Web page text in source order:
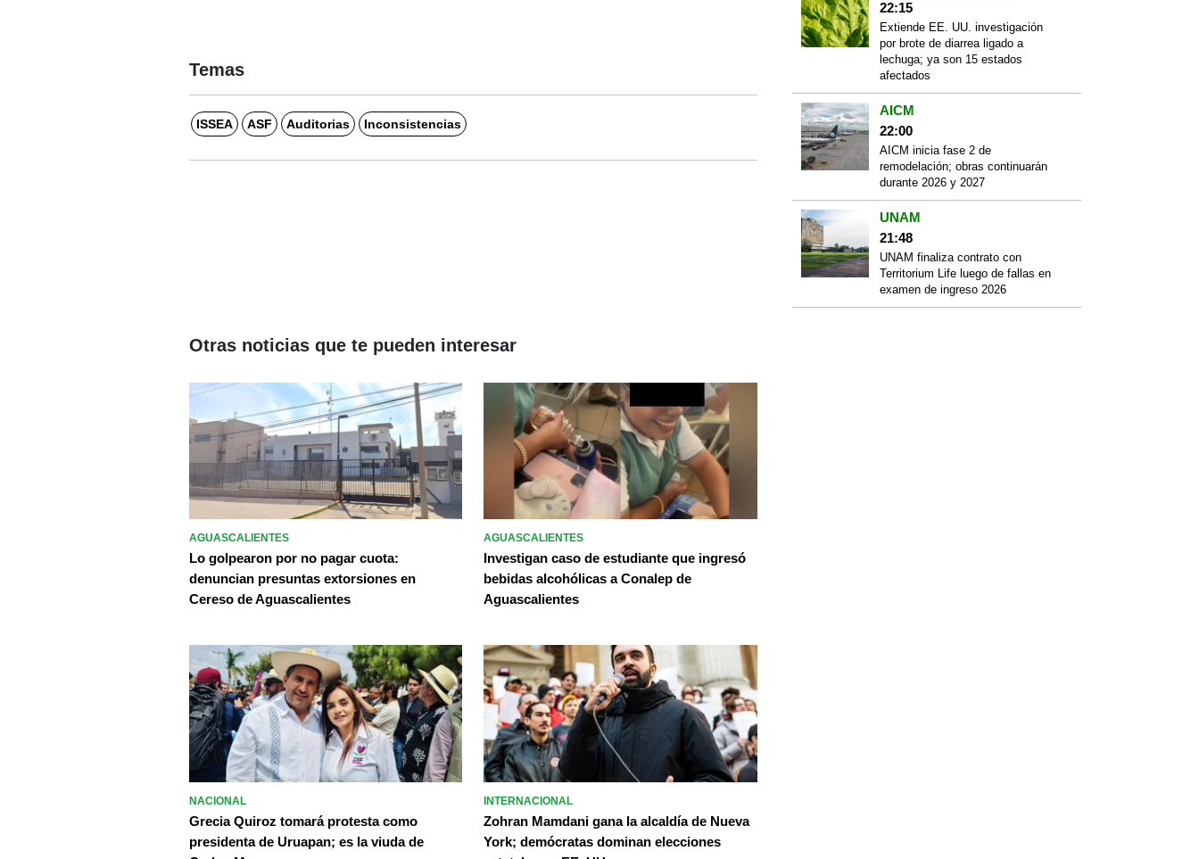
Temas
ISSEA ASF Auditorias Inconsistencias
22:15
Extiende EE. UU. investigación
por brote de diarrea ligado a
lechuga; ya son 15 estados
afectados
AICM
22:00
AICM inicia fase 2 de
remodelación; obras continuarán
durante 2026 y 2027
UNAM
21:48
UNAM finaliza contrato con
Territorium Life luego de fallas en
examen de ingreso 2026
Otras noticias que te pueden interesar
AGUASCALIENTES
Lo golpearon por no pagar cuota:
denuncian presuntas extorsiones en
Cereso de Aguascalientes
AGUASCALIENTES
Investigan caso de estudiante que ingresó
bebidas alcohólicas a Conalep de
Aguascalientes
NACIONAL
Grecia Quiroz tomará protesta como
presidenta de Uruapan; es la viuda de
INTERNACIONAL
Zohran Mamdani gana la alcaldía de Nueva
York; demócratas dominan elecciones